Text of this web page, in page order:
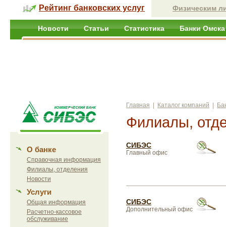
Рейтинг банковских услуг Физическим
Новости Статьи Статистика Банки Омска
О банке
Справочная информация
Филиалы, отделения
Новости
Услуги
Общая информация
Расчетно-кассовое
обслуживание
Главная Каталог компаний
Филиалы,
СИБЭС
Главный офис
СИБЭС
Дополнительный офис